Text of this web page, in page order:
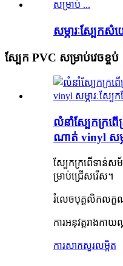
សម្ភារៈស្បែកសំ
ស្បែក PVC សម្រាប់វេចខ្ចប់
លំនាំស្បែកក្រពើ
ណាត់ vinyl សម្ភ
ស្បែកក្រពើទាន់
ម្រាប់ជ្រើសរើស។
រំលេចបុគ្គលិកលក្
ការអនុវត្តរាងក
ការសាកសួរលម្អិត